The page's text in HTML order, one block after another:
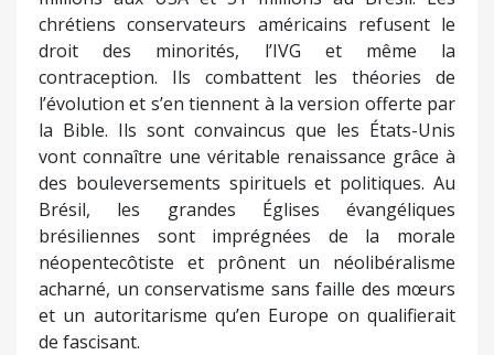
chrétiens conservateurs américains refusent le
droit des minorités, l’IVG et même la
contraception. Ils combattent les théories de
l’évolution et s’en tiennent à la version offerte par
la Bible. Ils sont convaincus que les États-Unis
vont connaître une véritable renaissance grâce à
des bouleversements spirituels et politiques. Au
Brésil, les grandes Églises évangéliques
brésiliennes sont imprégnées de la morale
néopentecôtiste et prônent un néolibéralisme
acharné, un conservatisme sans faille des mœurs
et un autoritarisme qu’en Europe on qualifierait
de fascisant.